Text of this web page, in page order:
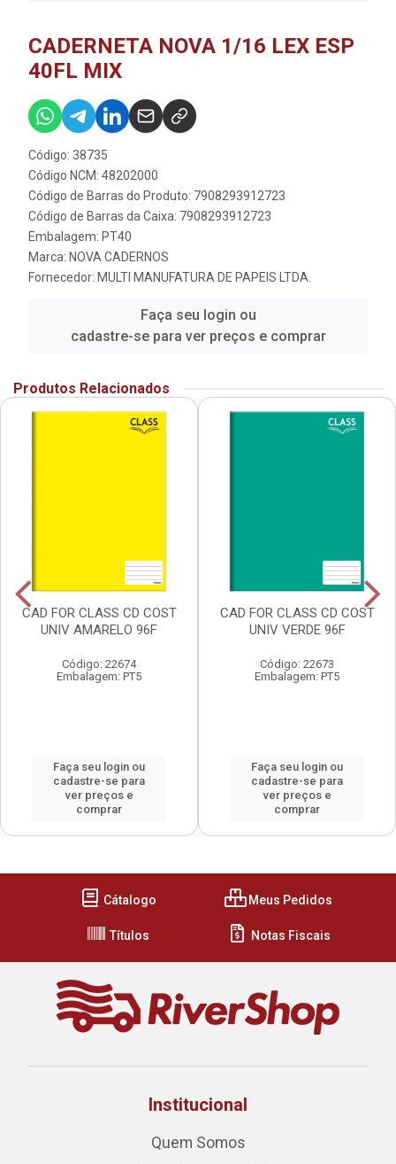
CADERNETA NOVA 1/16 LEX ESP
40FL MIX
Código: 38735
Código NCM: 48202000
Código de Barras do Produto: 7908293912723
Código de Barras da Caixa: 7908293912723
Embalagem: PT40
Marca: NOVA CADERNOS
Fornecedor: MULTI MANUFATURA DE PAPEIS LTDA.
Faça seu login ou
cadastre-se para ver preços e comprar
Produtos Relacionados
CAD FOR CLASS CD COST
UNIV AMARELO 96F
Código: 22674
Embalagem: PT5
Faça seu login ou
cadastre-se para
ver preços e
comprar
CAD FOR CLASS CD COST
UNIV VERDE 96F
Código: 22673
Embalagem: PT5
Faça seu login ou
cadastre-se para
ver preços e
comprar
Cátalogo Meus Pedidos
Títulos Notas Fiscais
Institucional
Quem Somos